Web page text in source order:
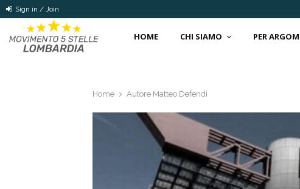
Sign in / Join
HOME CHI SIAMO PER
Home Autore Matteo Defendi